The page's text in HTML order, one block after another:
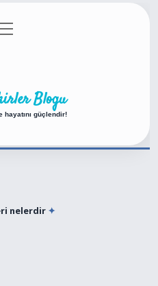
Blogu
hayatını güçlendir!
nelerdir